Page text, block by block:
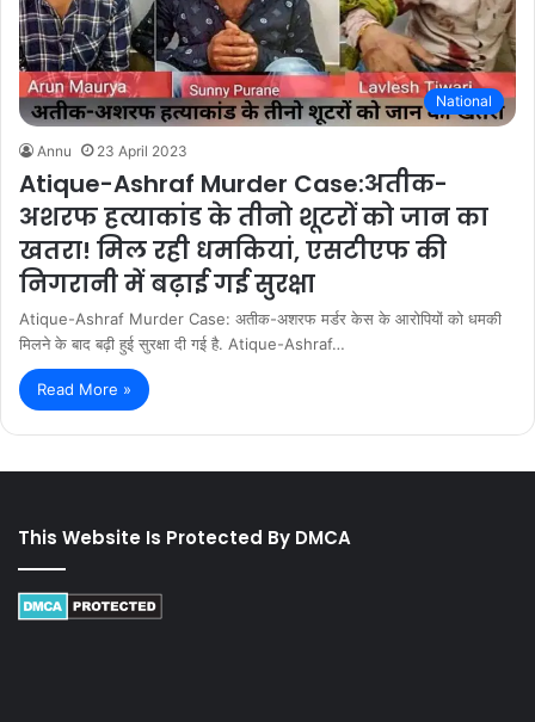
National
Annu 23 April 2023
Atique-Ashraf Murder Case:अतीक-
अशरफ हत्याकांड के तीनो शूटरों को जान का
खतरा! मिल रही धमकियां, एसटीएफ की
निगरानी में बढ़ाई गई सुरक्षा
Atique-Ashraf Murder Case: अतीक-अशरफ मर्डर केस के आरोपियों को धमकी
मिलने के बाद बढ़ी हुई सुरक्षा दी गई है. Atique-Ashraf…
Read More »
This Website Is Protected By DMCA